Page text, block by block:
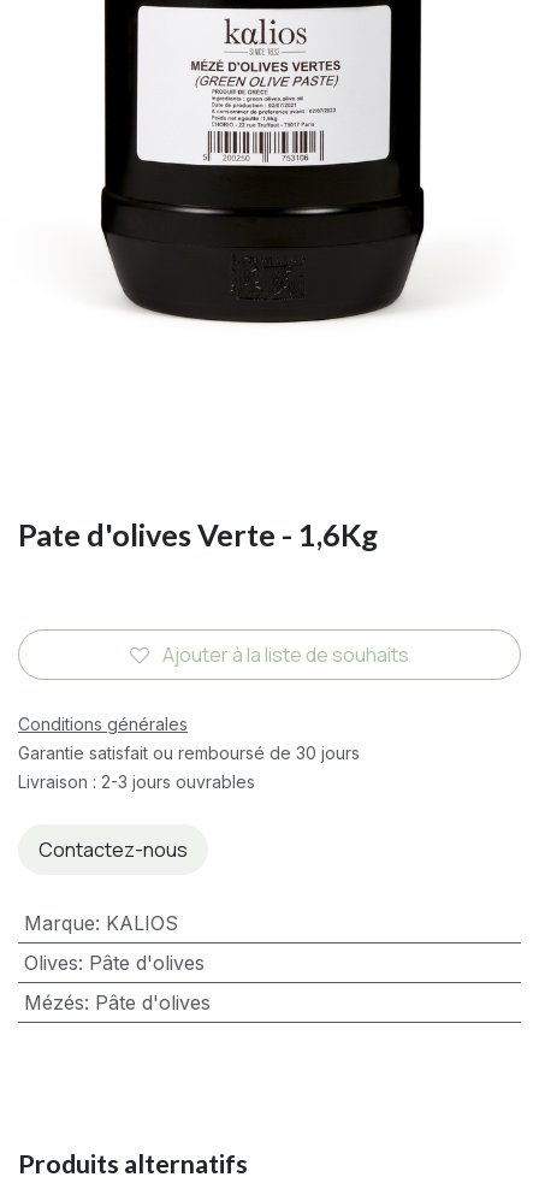
Pate d'olives Verte - 1,6Kg
Ajouter à la liste de souhaits
Conditions générales
Garantie satisfait ou remboursé de 30 jours
Livraison : 2-3 jours ouvrables
Contactez-nous
Marque: KALIOS
Olives: Pâte d'olives
Mézés: Pâte d'olives
Produits alternatifs